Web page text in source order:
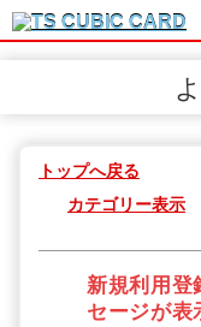
トップへ戻る
カテゴリー表示
新規利用登
セージが表